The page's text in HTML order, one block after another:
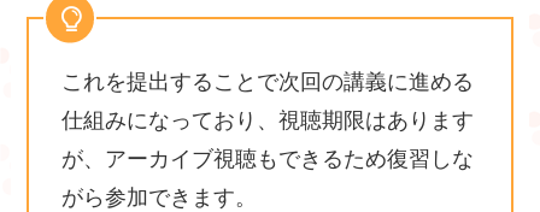
これを提出することで次回の講義に進める
仕組みになっており、視聴期限はあります
が、アーカイブ視聴もできるため復習しな
がら参加できます。